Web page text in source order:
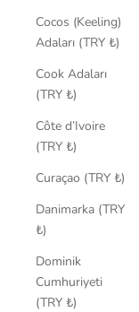
Cocos (Keeling)
Adaları (TRY ₺)
Cook Adaları
(TRY ₺)
Côte d’Ivoire
(TRY ₺)
Curaçao (TRY ₺)
Danimarka (TRY
₺)
Dominik
Cumhuriyeti
(TRY ₺)